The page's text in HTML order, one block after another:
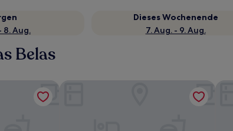
8. Aug.
Dieses Wochenende
7. Aug. - 9. Aug.
Belas